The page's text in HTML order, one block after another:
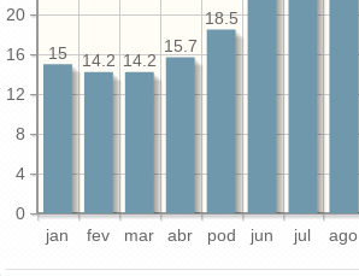
jan fev mar abr pod jun jul ago
0
4
8
12
16
20
18.5
15.7
14.2
14.2
15